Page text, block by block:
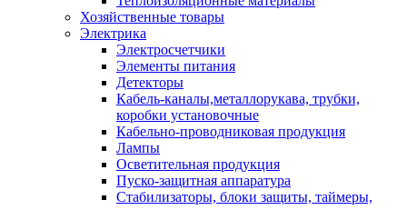
Хозяйственные товары
Электрика
Электросчетчики
Элементы питания
Детекторы
Кабель-каналы,металлорукава, трубки,
коробки установочные
Кабельно-проводниковая продукция
Лампы
Осветительная продукция
Пуско-защитная аппаратура
Стабилизаторы, блоки защиты, таймеры,